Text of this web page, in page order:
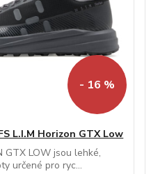
- 16 %
L.I.M Horizon GTX Low
GTX LOW jsou lehké,
určené pro ryc...